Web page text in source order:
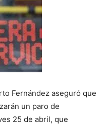
Fernández aseguró que
un paro de
25 de abril, que